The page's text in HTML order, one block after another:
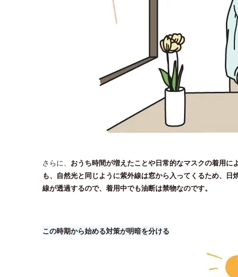
さらに、 おうち時間が増えたことや日常的なマスクの着用
も、自然光と同じように紫外線は窓から入ってくるため、
線が透過するので、着用中でも油断は禁物なのです。
この時期から始める対策が明暗を分ける